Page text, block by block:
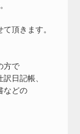
頂きます。
方で
日記帳、
などの